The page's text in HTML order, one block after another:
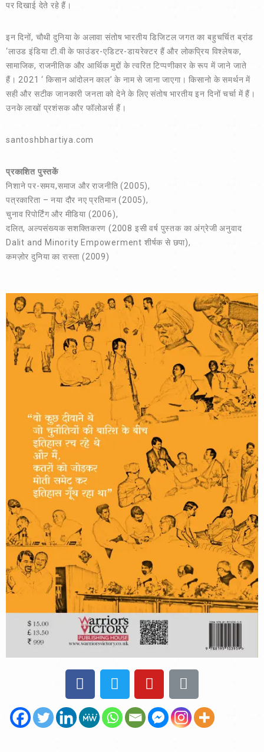
पर दिखाई देते रहे हैं।
इन दिनों, चौथी दुनिया के अलावा संतोष भारतीय डिजिटल जगत का बहुचर्चित ब्रांड
‘लाउड इंडिया टी.वी के फाउंडर-एडिटर-डायरेक्टर हैं और लोकप्रिय विश्लेषक,
सामाजिक, राजनीतिक और आर्थिक मुद्दों के त्वरित टिप्पणीकार के रूप में जाने जाते
हैं। 2021 ‘ किसान आंदोलन काल’ के नाम से जाना जाएगा। किसानो के समर्थन में
सही और सटीक जानकारी जनता को देने के लिए संतोष भारतीय इन दिनों चर्चा में हैं।
उनके लाखों प्रशंसक और फॉलोअर्स हैं।
santoshbhartiya.com
प्रकाशित पुस्तकें
निशाने पर-समय,समाज और राजनीति (2005),
पत्रकारिता – नया दौर नए प्रतिमान (2005),
चुनाव रिपोर्टिंग और मीडिया (2006),
दलित, अल्पसंख्यक सशक्तिकरण (2008 इसी वर्ष पुस्तक का अंग्रेजी अनुवाद
Dalit and Minority Empowerment शीर्षक से छपा),
कमज़ोर दुनिया का रास्ता (2009)